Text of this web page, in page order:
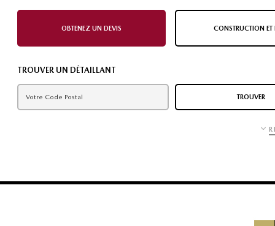
OBTENEZ UN DEVIS CONSTRUCTION ET
TROUVER UN DÉTAILLANT
TROUVER